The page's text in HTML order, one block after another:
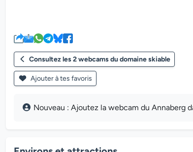
Consultez les 2 webcams du domaine skiable
Ajouter à tes favoris
Nouveau : Ajoutez la webcam du Annaberg